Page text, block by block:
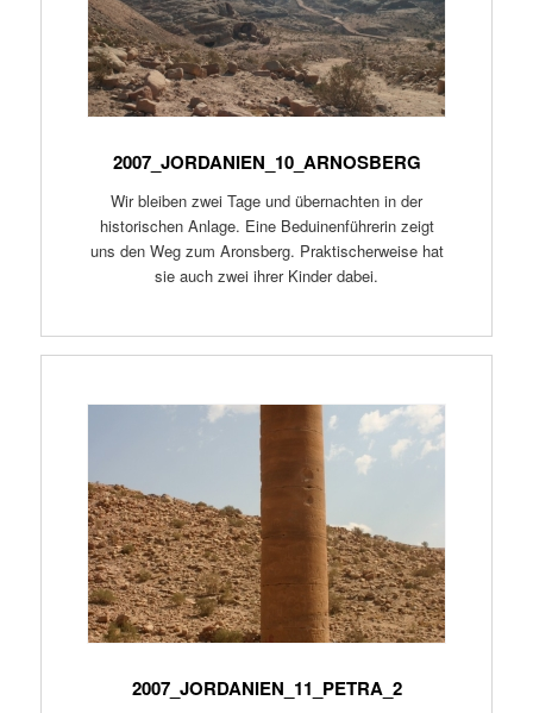
2007_JORDANIEN_10_ARNOSBERG
Wir bleiben zwei Tage und übernachten in der
historischen Anlage. Eine Beduinenführerin zeigt
uns den Weg zum Aronsberg. Praktischerweise hat
sie auch zwei ihrer Kinder dabei.
2007_JORDANIEN_11_PETRA_2